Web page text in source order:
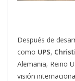
Después de
como UPS,
Alemania, Reino
visión